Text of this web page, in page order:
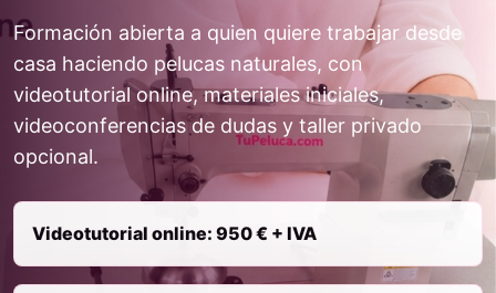
Formación abierta a quien quiere trabajar desde
casa haciendo pelucas naturales, con
videotutorial online, materiales iniciales,
videoconferencias de dudas y taller privado
opcional.
Videotutorial online: 950 € + IVA